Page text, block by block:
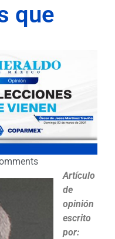
que
Artículo
de
opinión
escrito
por: